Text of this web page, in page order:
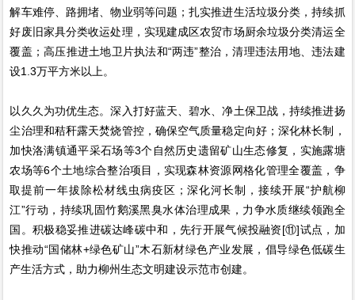
解车难停、路拥堵、物业弱等问题；扎实推进生活垃圾分类，持续抓
好废旧家具分类收运处理，实现建成区农贸市场厨余垃圾分类清运全
覆盖；高压推进土地卫片执法和“两违”整治，清理违法用地、违法建
设1.3万平方米以上。
以久久为功优生态。深入打好蓝天、碧水、净土保卫战，持续推进扬
尘治理和秸秆露天焚烧管控，确保空气质量稳定向好；深化林长制，
加快洛满镇通平采石场等3个自然历史遗留矿山生态修复，实施露塘
农场等6个土地综合整治项目，实现森林资源网格化管理全覆盖，争
取提前一年拔除松材线虫病疫区；深化河长制，接续开展“护航柳
江”行动，持续巩固竹鹅溪黑臭水体治理成果，力争水质继续领跑全
国。积极稳妥推进碳达峰碳中和，先行开展气候投融资[⑪]试点，加
快推动“国储林+绿色矿山”木石新材绿色产业发展，倡导绿色低碳生
产生活方式，助力柳州生态文明建设示范市创建。